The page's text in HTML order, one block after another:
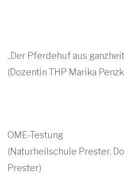
„Der Pferdehuf aus
(Dozentin THP Marika
OME-Testung
(Naturheilschule Prester,
Prester)